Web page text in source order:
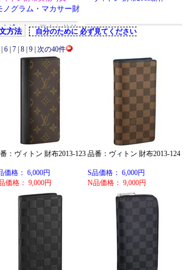
6| 7| 8| 9| 次の40件
：ヴィトン 財布2013-123
価格： 6,000円
価格： 9,000円
品番：ヴィトン 財布2013-124
S品価格： 6,000円
N品価格： 9,000円